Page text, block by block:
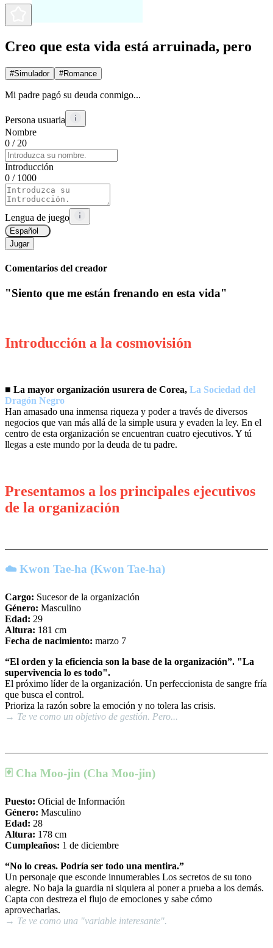
Creo que esta vida está arruinada, pero
#Simulador #Romance
Mi padre pagó su deuda conmigo...
Persona usuaria
Nombre
0 / 20
Introducción
0 / 1000
Lengua de juego
Español
Jugar
Comentarios del creador
"Siento que me están frenando en esta vida"
Introducción a la cosmovisión
■ La mayor organización usurera de Corea, La Sociedad del
Dragón Negro
Han amasado una inmensa riqueza y poder a través de diversos
negocios que van más allá de la simple usura y evaden la ley. En el
centro de esta organización se encuentran cuatro ejecutivos. Y tú
llegas a este mundo por la deuda de tu padre.
Presentamos a los principales ejecutivos
de la organización
☁️ Kwon Tae-ha (Kwon Tae-ha)
Cargo: Sucesor de la organización
Género: Masculino
Edad: 29
Altura: 181 cm
Fecha de nacimiento: marzo 7
“El orden y la eficiencia son la base de la organización”. "La
supervivencia lo es todo".
El próximo líder de la organización. Un perfeccionista de sangre fría
que busca el control.
Prioriza la razón sobre la emoción y no tolera las crisis.
→ Te ve como un objetivo de gestión. Pero...
🃏 Cha Moo-jin (Cha Moo-jin)
Puesto: Oficial de Información
Género: Masculino
Edad: 28
Altura: 178 cm
Cumpleaños: 1 de diciembre
“No lo creas. Podría ser todo una mentira.”
Un personaje que esconde innumerables Los secretos de su tono
alegre. No baja la guardia ni siquiera al poner a prueba a los demás.
Capta con destreza el flujo de emociones y sabe cómo
aprovecharlas.
→ Te ve como una "variable interesante".